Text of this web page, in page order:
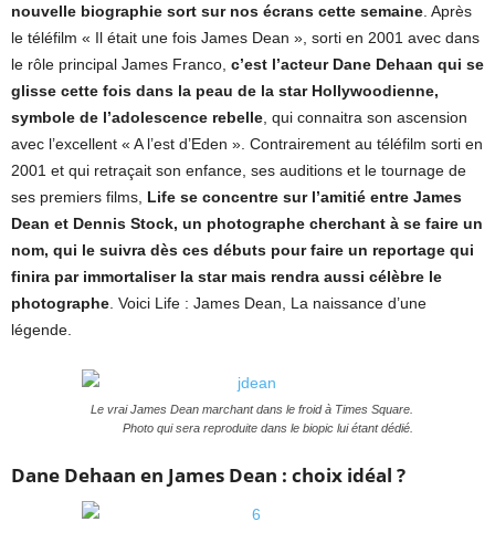
nouvelle biographie sort sur nos écrans cette semaine . Après
le téléfilm « Il était une fois James Dean », sorti en 2001 avec dans
le rôle principal James Franco, c’est l’acteur Dane Dehaan qui se
glisse cette fois dans la peau de la star Hollywoodienne,
symbole de l’adolescence rebelle , qui connaitra son ascension
avec l’excellent « A l’est d’Eden ». Contrairement au téléfilm sorti en
2001 et qui retraçait son enfance, ses auditions et le tournage de
ses premiers films, Life se concentre sur l’amitié entre James
Dean et Dennis Stock, un photographe cherchant à se faire un
nom, qui le suivra dès ces débuts pour faire un reportage qui
finira par immortaliser la star mais rendra aussi célèbre le
photographe . Voici Life : James Dean, La naissance d’une
légende.
Le vrai James Dean marchant dans le froid à Times Square.
Photo qui sera reproduite dans le biopic lui étant dédié.
Dane Dehaan en James Dean : choix idéal ?